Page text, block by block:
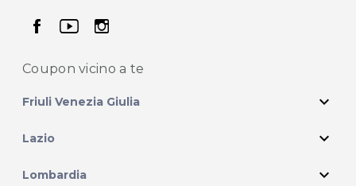
seguici su facebook
seguici su youtube
seguici su instagram
Coupon vicino a te
Friuli Venezia Giulia expand_more
Lazio expand_more
Lombardia expand_more